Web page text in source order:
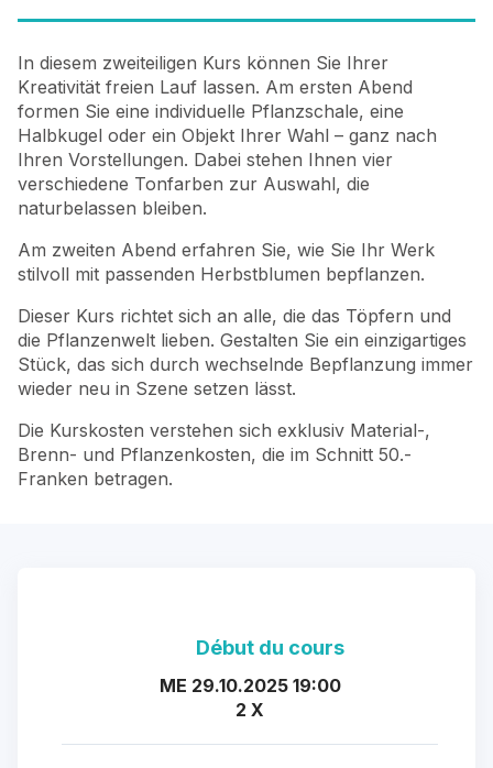
In diesem zweiteiligen Kurs können Sie Ihrer
Kreativität freien Lauf lassen. Am ersten Abend
formen Sie eine individuelle Pflanzschale, eine
Halbkugel oder ein Objekt Ihrer Wahl – ganz nach
Ihren Vorstellungen. Dabei stehen Ihnen vier
verschiedene Tonfarben zur Auswahl, die
naturbelassen bleiben.
Am zweiten Abend erfahren Sie, wie Sie Ihr Werk
stilvoll mit passenden Herbstblumen bepflanzen.
Dieser Kurs richtet sich an alle, die das Töpfern und
die Pflanzenwelt lieben. Gestalten Sie ein einzigartiges
Stück, das sich durch wechselnde Bepflanzung immer
wieder neu in Szene setzen lässt.
Die Kurskosten verstehen sich exklusiv Material-,
Brenn- und Pflanzenkosten, die im Schnitt 50.-
Franken betragen.
Début du cours
ME 29.10.2025 19:00
2 X